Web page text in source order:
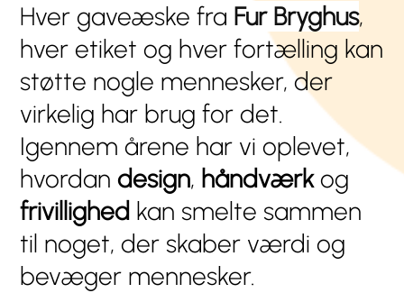
Hver gaveæske fra Fur Bryghus,
hver etiket og hver fortælling kan
støtte nogle mennesker, der
virkelig har brug for det.
Igennem årene har vi oplevet,
hvordandesign, håndværkog
frivillighed kan smelte sammen
til noget, der skaber værdi og
bevæger mennesker.